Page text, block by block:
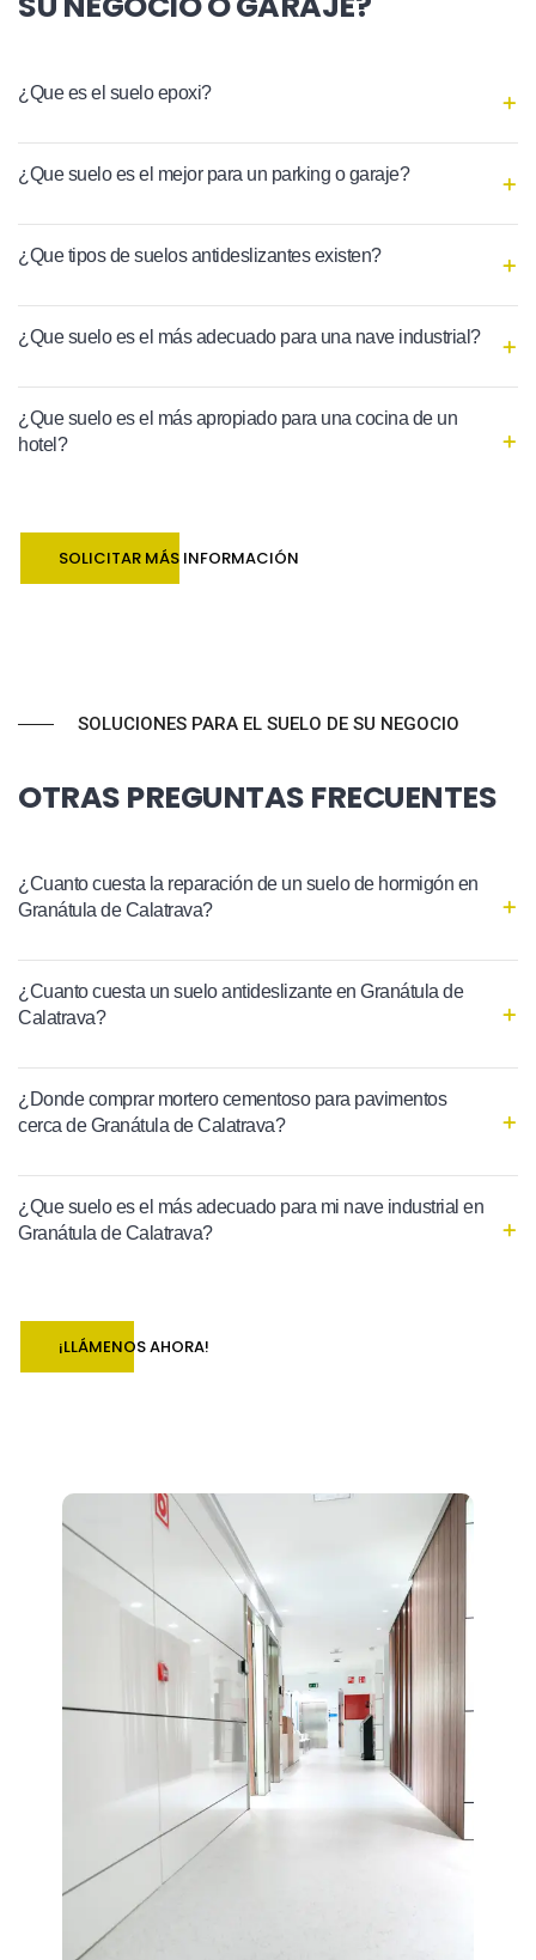
¿Que es el suelo epoxi?
¿Que suelo es el mejor para un parking o garaje?
¿Que tipos de suelos antideslizantes existen?
¿Que suelo es el más adecuado para una nave industrial?
¿Que suelo es el más apropiado para una cocina de un
hotel?
SOLICITAR MÁS INFORMACIÓN
SOLUCIONES PARA EL SUELO DE SU NEGOCIO
OTRAS PREGUNTAS FRECUENTES
¿Cuanto cuesta la reparación de un suelo de hormigón en
Granátula de Calatrava?
¿Cuanto cuesta un suelo antideslizante en Granátula de
Calatrava?
¿Donde comprar mortero cementoso para pavimentos
cerca de Granátula de Calatrava?
¿Que suelo es el más adecuado para mi nave industrial en
Granátula de Calatrava?
¡LLÁMENOS AHORA!